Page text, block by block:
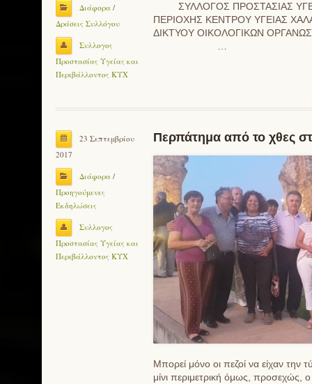
Διάφορα /
Δράσεις Συλλόγου
Συλλογος
Προστασίας Υγείας και
Περιβάλλοντος ΚΥΧ
ΣΥΛΛΟΓΟΣ ΠΡΟΣΤΑΣΙΑΣ
ΠΕΡΙΟΧΗΣ ΚΕΝΤΡΟΥ ΥΓΕΙΑΣ
ΔΙΚΤΥΟΥ ΟΙΚΟΛΟΓΙΚΩΝ
…
23 Σεπτεμβρίου
2017
Διάφορα /
Προηγούμενες
Εκδηλώσεις
Συλλογος
Προστασίας Υγείας και
Περιβάλλοντος ΚΥΧ
Περπάτημα από το χθες
Μπορεί μόνο οι πεζοί να είχαν
μίνι περιμετρική όμως, προσεχώς,